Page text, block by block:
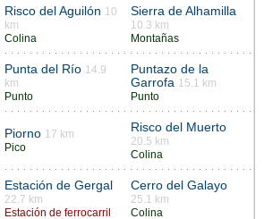
Risco del Aguilón 10
km
Colina
Sierra de Alhamilla
10.3 km
Montañas
Punta del Río 14.9
km
Punto
Puntazo de la
Garrofa 15.1 km
Punto
Piorno 17 km
Pico
Risco del Muerto
20.5 km
Colina
Estación de Gergal
22.7 km
Estación de ferrocarril
Cerro del Galayo
25.1 km
Colina